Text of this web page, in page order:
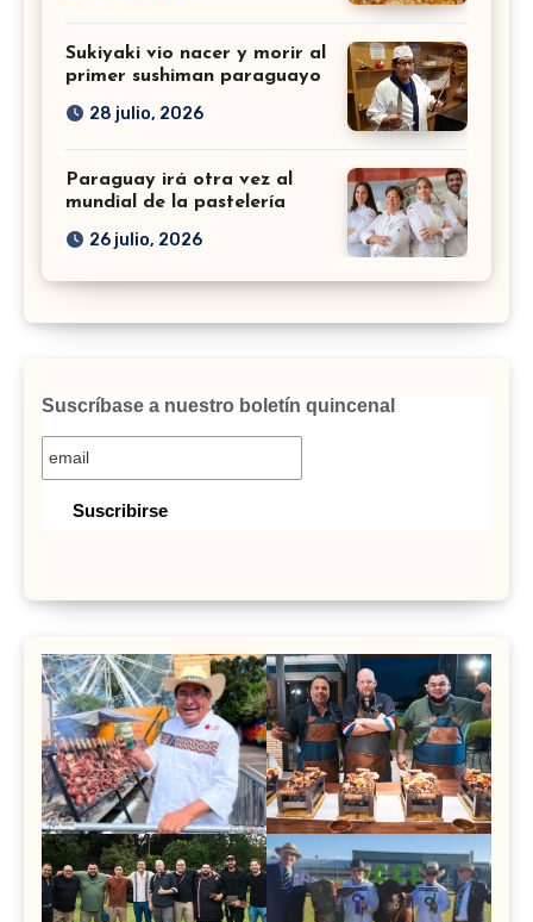
Sukiyaki vio nacer y morir al
primer sushiman paraguayo
28 julio, 2026
Paraguay irá otra vez al
mundial de la pastelería
26 julio, 2026
Suscríbase a nuestro boletín quincenal